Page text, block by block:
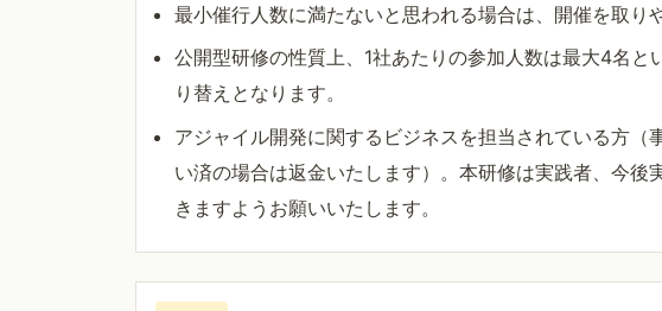
最小催行人数に満たないと思われる場合は、開催を取り
公開型研修の性質上、1社あたりの参加人数は最大4名
り替えとなります。
アジャイル開発に関するビジネスを担当されている方
い済の場合は返金いたします）。本研修は実践者、今
きますようお願いいたします。